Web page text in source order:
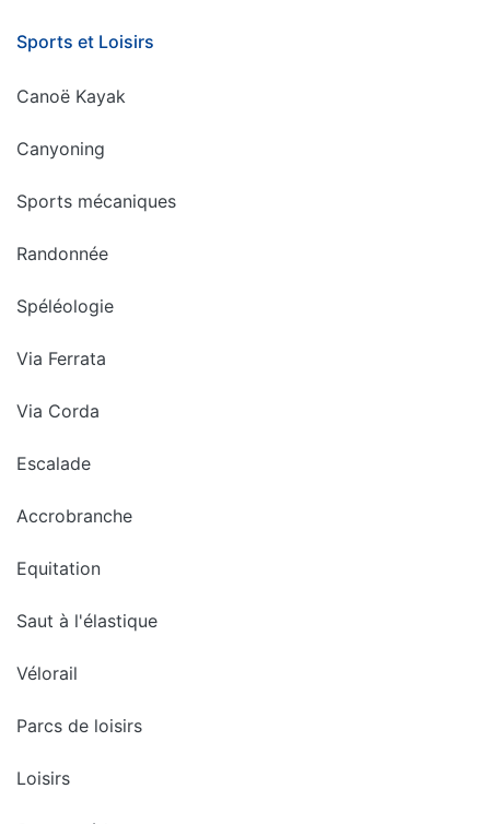
Sports et Loisirs
Canoë Kayak
Canyoning
Sports mécaniques
Randonnée
Spéléologie
Via Ferrata
Via Corda
Escalade
Accrobranche
Equitation
Saut à l'élastique
Vélorail
Parcs de loisirs
Loisirs